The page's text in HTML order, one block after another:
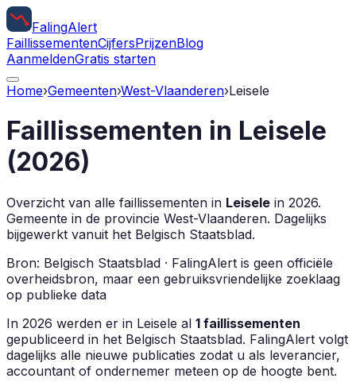
FalingAlert
FaillissementenCijfersPrijzenBlog
AanmeldenGratis starten
Home›Gemeenten›West-Vlaanderen›Leisele
Faillissementen in Leisele
(2026)
Overzicht van alle faillissementen in Leisele in 2026.
Gemeente in de provincie West-Vlaanderen. Dagelijks
bijgewerkt vanuit het Belgisch Staatsblad.
Bron: Belgisch Staatsblad · FalingAlert is geen officiële
overheidsbron, maar een gebruiksvriendelijke zoeklaag
op publieke data
In 2026 werden er in Leisele al 1 faillissementen
gepubliceerd in het Belgisch Staatsblad. FalingAlert volgt
dagelijks alle nieuwe publicaties zodat u als leverancier,
accountant of ondernemer meteen op de hoogte bent.